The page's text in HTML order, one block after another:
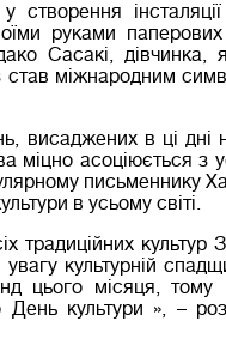
створення
руками
Сасакі, дівчинка,
став міжнародним
висаджених в ці дні
міцно асоціюється з
письменнику
в усьому світі.
культур
культурній
цього місяця,
культури », –